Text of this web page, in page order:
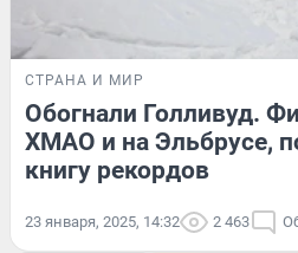
СТРАНА И МИР
Обогнали Голливуд.
ХМАО и на Эльбрусе,
книгу рекордов
23 января, 2025, 14:32 2 463